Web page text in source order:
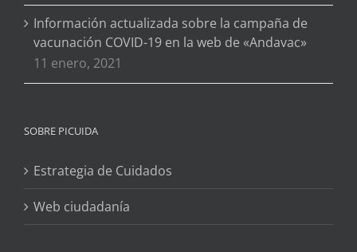
Información actualizada sobre la campaña de
vacunación COVID-19 en la web de «Andavac»
11 enero, 2021
SOBRE PICUIDA
Estrategia de Cuidados
Web ciudadanía